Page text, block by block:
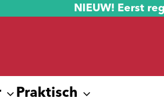
NIEUW! Eerst
Praktisch